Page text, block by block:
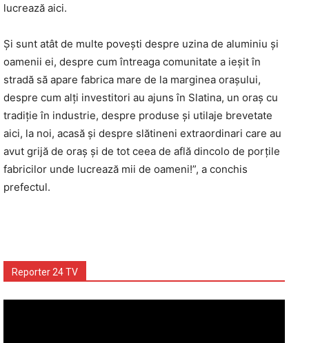
lucrează aici.
Și sunt atât de multe povești despre uzina de aluminiu și
oamenii ei, despre cum întreaga comunitate a ieșit în
stradă să apare fabrica mare de la marginea orașului,
despre cum alți investitori au ajuns în Slatina, un oraș cu
tradiție în industrie, despre produse și utilaje brevetate
aici, la noi, acasă și despre slătineni extraordinari care au
avut grijă de oraș și de tot ceea de află dincolo de porțile
fabricilor unde lucrează mii de oameni!”, a conchis
prefectul.
Reporter 24 TV